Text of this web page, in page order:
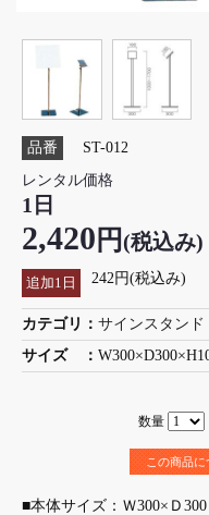
品番
ST-012
レンタル価格
1日
2,420 円 (税込み)
追加1日 242円(税込み)
カテゴリ： サインスタンド
サイズ ：
数量
この商品
■本体サイズ：Ｗ300×Ｄ